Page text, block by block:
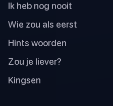
Ik heb nog nooit
Wie zou als eerst
Hints woorden
Zou je liever?
Kingsen